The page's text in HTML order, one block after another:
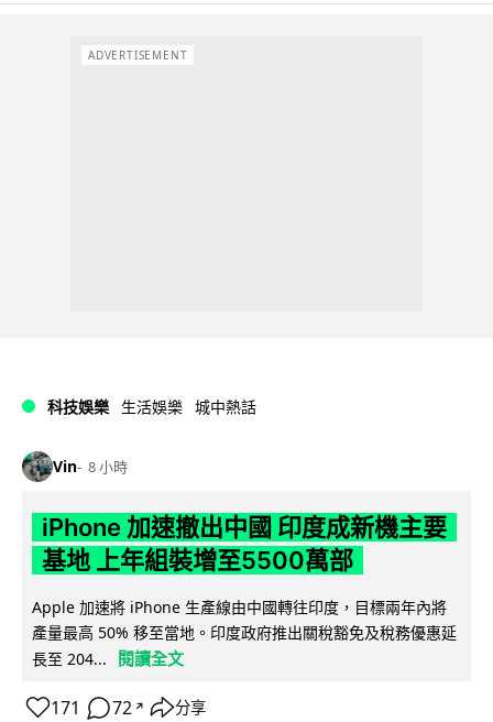
ADVERTISEMENT
科技娛樂 生活娛樂 城中熱話
Vin 8 小時
iPhone 加速撤出中國 印度成新機主要
基地 上年組裝增至5500萬部
Apple 加速將 iPhone 生產線由中國轉往印度，目標兩年內將
產量最高 50% 移至當地。印度政府推出關稅豁免及稅務優惠延
長至 204...
閱讀全文
171 72 ↗ 分享